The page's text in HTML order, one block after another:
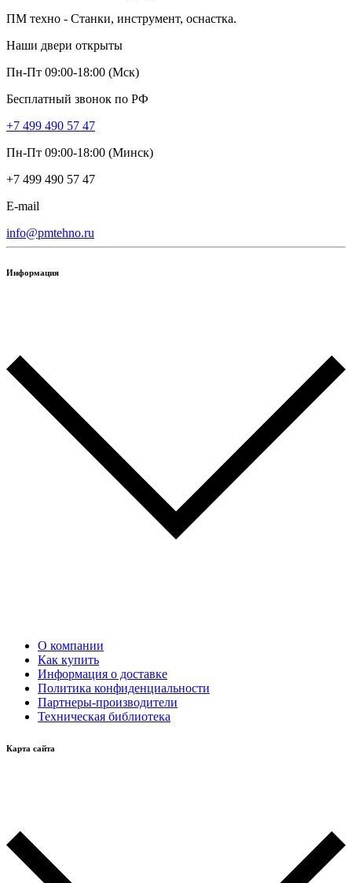
ПМ техно - Станки, инструмент, оснастка.
Наши двери открыты
Пн-Пт 09:00-18:00 (Мск)
Бесплатный звонок по РФ
+7 499 490 57 47
Пн-Пт 09:00-18:00 (Минск)
+7 499 490 57 47
E-mail
info@pmtehno.ru
Информация
О компании
Как купить
Информация о доставке
Политика конфиденциальности
Партнеры-производители
Техническая библиотека
Карта сайта